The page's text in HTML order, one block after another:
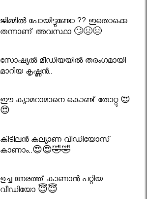
ജിമ്മിൽ പോയിട്ടുണ്ടോ ?? ഇതൊക്കെ
തന്നാണ് അവസ്ഥാ 🙄😣😣
സോഷ്യൽ മീഡിയയിൽ തരംഗമായി
മാറിയ കൃഷ്ണൻ..
ഈ ക്യാമറാമാനെ കൊണ്ട് തോറ്റു 😍
😍
കിടിലൻ കല്യാണ വീഡിയോസ്
കാണാം..😍😍🤣🤣
ഉച്ച നേരത്ത് കാണാൻ പറ്റിയ
വീഡിയോ 😇😇